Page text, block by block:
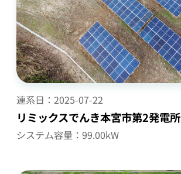
連系日： 2025-07-22
リミックスでんき本宮市第2発電所
システム容量：99.00kW